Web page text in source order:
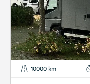
10000 km